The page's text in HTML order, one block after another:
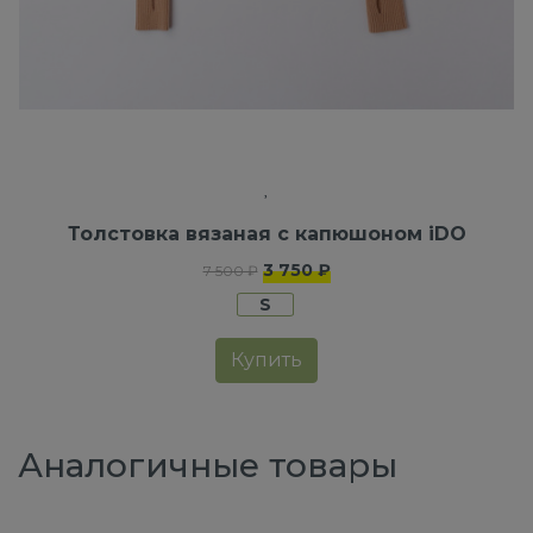
Толстовка вязаная с капюшоном iDO
7 500 ₽ 3 750 ₽
S
Купить
Аналогичные товары